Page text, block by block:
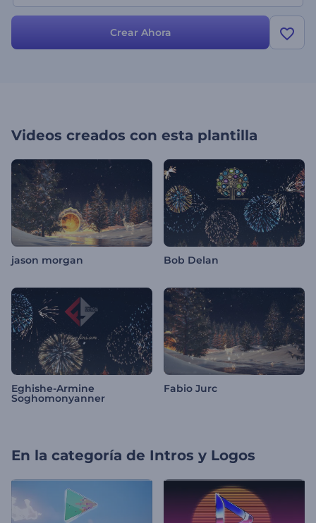
Crear Ahora
Videos creados con esta plantilla
jason morgan Bob Delan
Eghishe-Armine
Soghomonyanner
Fabio Jurc
En la categoría de Intros y Logos